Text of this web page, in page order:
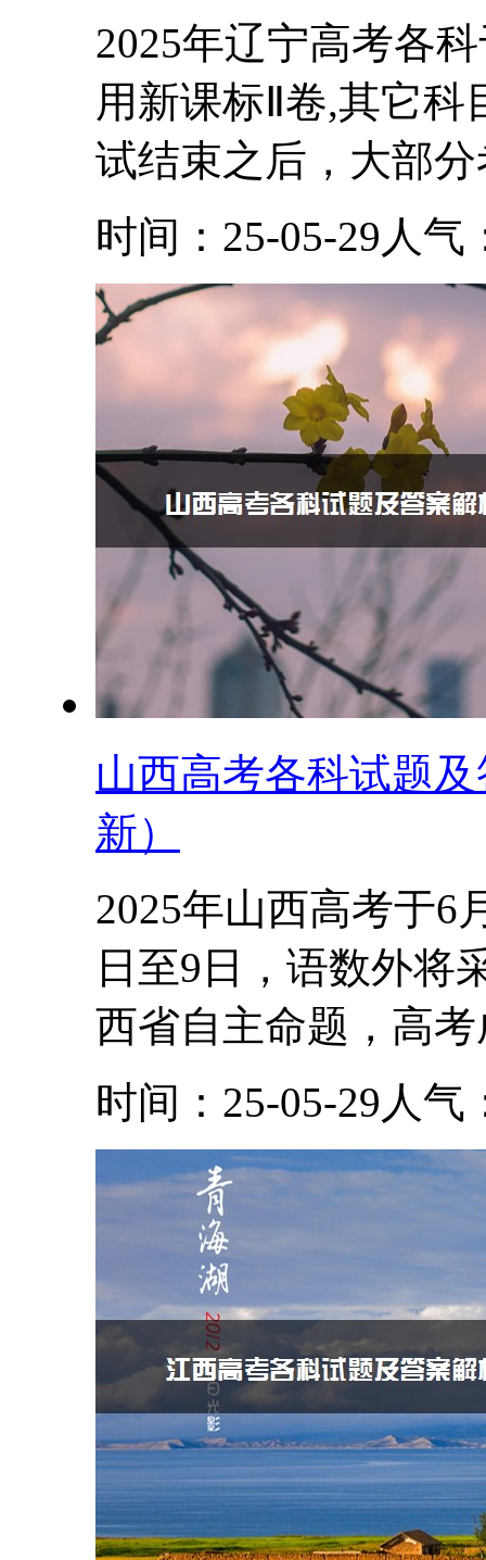
2025年辽宁高考各
用新课标Ⅱ卷,其它
试结束之后，大部分
时间：25-05-29 人气
山西高考各科试题
新）
2025年山西高考于6
日至9日，语数外将
西省自主命题，高考
时间：25-05-29 人气